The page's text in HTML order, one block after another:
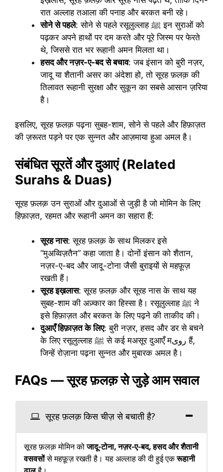
रात अल्लाह तआला की पनाह और बरकत बनी रहे।
सोने से पहले: सोने से पहले रसूलुल्लाह ﷺ इन सुराओं को
पढ़कर अपने हाथों पर दम करते और पूरे जिस्म पर फेरते
थे, जिससे रात भर रूहानी अमन मिलता था।
हसद और नज़र-ए-बद से बचाव: जब इंसान को बुरी नज़र,
जादू या शैतानी असर का अंदेशा हो, तो सूरह फ़लक़ की
तिलावत रूहानी सुरक्षा और सुकून का सबसे आसान ज़रिया
है।
इसलिए, सूरह फ़लक़ पढ़ना सुबह-शाम, सोने से पहले और हिफ़ाज़त
की ज़रूरत पड़ने पर एक सुन्नत और आज़माया हुआ अमल है।
संबंधित सूरतें और दुआएं (Related
Surahs & Duas)
सूरह फ़लक़ उन सुराओं और दुआओं से जुड़ी है जो मोमिन के लिए
हिफ़ाज़त, रहमत और रूहानी अमन का सहारा हैं:
सूरह नास: सूरह फ़लक़ के साथ मिलकर इसे
“मुअव्विज़तैन” कहा जाता है। दोनों इंसान को शैतान,
नज़र-ए-बद और जादू-टोना जैसी बुराइयों से महफ़ूज़
रखती हैं।
सूरह इख़लास: सूरह फ़लक़ और सूरह नास के साथ यह
सुबह-शाम की अज़्कार का हिस्सा है। रसूलुल्लाह ﷺ ने
इसे हिफ़ाज़त और बरकत के लिए पढ़ने की ताकीद की।
दुआएँ हिफ़ाज़त के लिए: बुरी नज़र, हसद और डर से बचने
के लिए रसूलुल्लाह ﷺ से कई मअसूर दुआएँ मروی हैं,
जिन्हें रोज़ाना पढ़ना सुन्नत और मुबारक अमल है।
FAQs — सूरह फ़लक़ से जुड़े आम सवाल
सूरह फ़लक़ किस चीज़ से बचाती है?
सूरह फ़लक़ मोमिन कोजादू-टोना, नज़र-ए-बद, हसद और शैतानी
वसवसोंसे महफ़ूज़ रखती है। यह अल्लाह की दी हुई एकरूहानी